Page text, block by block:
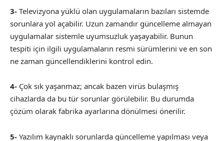
3- Televizyona yüklü olan uygulamaların bazıları sistemde
sorunlara yol açabilir. Uzun zamandır güncelleme almayan
uygulamalar sistemle uyumsuzluk yaşayabilir. Bunun
tespiti için ilgili uygulamaların resmi sürümlerini ve en son
ne zaman güncellendiklerini kontrol edin.
4- Çok sık yaşanmaz; ancak bazen virüs bulaşmış
cihazlarda da bu tür sorunlar görülebilir. Bu durumda
çözüm olarak fabrika ayarlarına dönülmesi önerilir.
5- Yazılım kaynaklı sorunlarda güncelleme yapılması veya